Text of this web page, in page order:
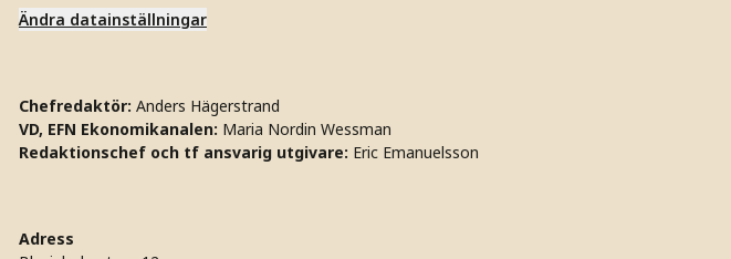
Ändra datainställningar
Chefredaktör: Anders Hägerstrand
VD, EFN Ekonomikanalen: Maria Nordin Wessman
Redaktionschef och tf ansvarig utgivare: Eric Emanuelsson
Adress